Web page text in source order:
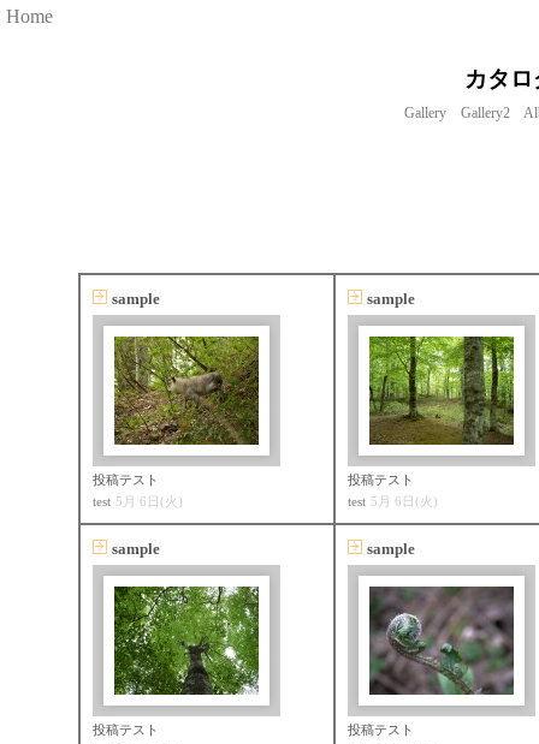
Home
カタ
Gallery Gallery2
sample
投稿テスト
test 5月 6日(火)
sample
投稿テスト
test 5月 6日(火)
sample
投稿テスト
sample
投稿テスト